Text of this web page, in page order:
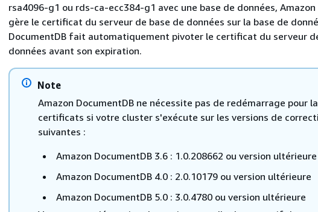
rsa4096-g1 ou rds-ca-ecc384-g1 avec une base de données, Amazon
gère le certificat du serveur de base de données sur la base de
DocumentDB fait automatiquement pivoter le certificat du serveur
données avant son expiration.
Note
Amazon DocumentDB ne nécessite pas de redémarrage pour
certificats si votre cluster s'exécute sur les versions de
suivantes :
Amazon DocumentDB 3.6 : 1.0.208662 ou version ultérieure
Amazon DocumentDB 4.0 : 2.0.10179 ou version ultérieure
Amazon DocumentDB 5.0 : 3.0.4780 ou version ultérieure